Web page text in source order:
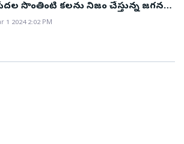
సొంతింటి కలను నిజం చేస్తున్న జగనన్న
1 2024 2:02 PM